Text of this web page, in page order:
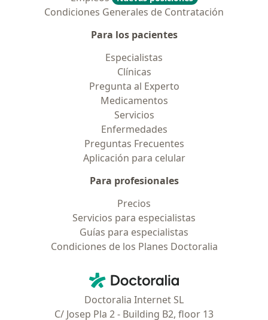
Condiciones Generales de Contratación
Para los pacientes
Especialistas
Clínicas
Pregunta al Experto
Medicamentos
Servicios
Enfermedades
Preguntas Frecuentes
Aplicación para celular
Para profesionales
Precios
Servicios para especialistas
Guías para especialistas
Condiciones de los Planes Doctoralia
Doctoralia - Página de inicio
Doctoralia Internet SL
C/ Josep Pla 2 - Building B2, floor 13